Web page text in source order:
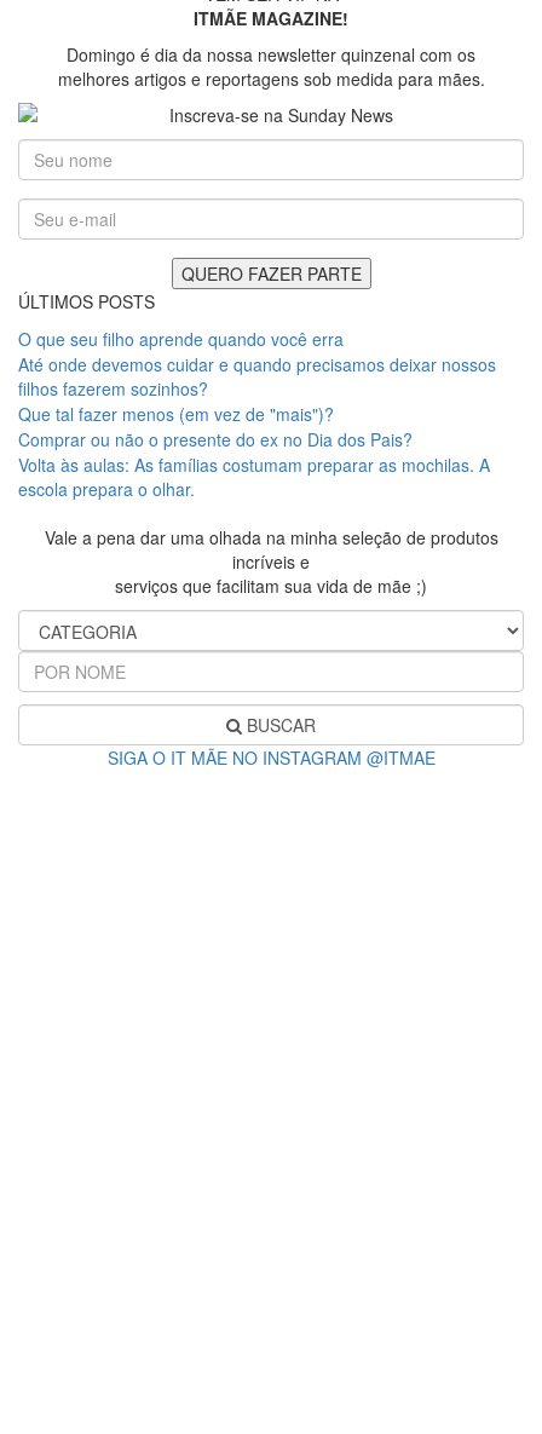
ITMÃE MAGAZINE!
Domingo é dia da nossa newsletter quinzenal com os
melhores artigos e reportagens sob medida para mães.
ÚLTIMOS POSTS
O que seu filho aprende quando você erra
Até onde devemos cuidar e quando precisamos deixar nossos
filhos fazerem sozinhos?
Que tal fazer menos (em vez de "mais")?
Comprar ou não o presente do ex no Dia dos Pais?
Volta às aulas: As famílias costumam preparar as mochilas. A
escola prepara o olhar.
Vale a pena dar uma olhada na minha seleção de produtos
incríveis e
serviços que facilitam sua vida de mãe ;)
BUSCAR
SIGA O IT MÃE NO INSTAGRAM @ITMAE